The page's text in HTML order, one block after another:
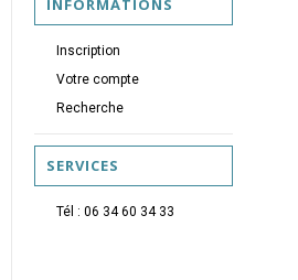
INFORMATIONS
Inscription
Votre compte
Recherche
SERVICES
Tél : 06 34 60 34 33